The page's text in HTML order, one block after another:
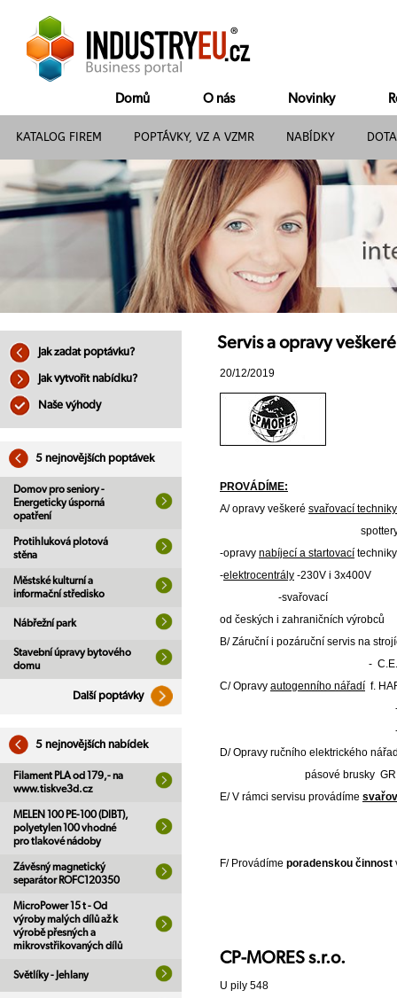
Domů O nás Novinky
KATALOG FIREM POPTÁVKY, VZ A VZMR NABÍDKY
Jak zadat poptávku?
Jak vytvořit nabídku?
Naše výhody
5 nejnovějších poptávek
Domov pro seniory -
Energeticky úsporná
opatření
Protihluková plotová
stěna
Městské kulturní a
informační středisko
Nábřežní park
Stavební úpravy bytového
domu
Další poptávky
5 nejnovějších nabídek
Filament PLA od 179,- na
www.tiskve3d.cz
MELEN 100 PE-100 (DIBT),
polyetylen 100 vhodné
pro tlakové nádoby
Závěsný magnetický
separátor ROFC120350
MicroPower 15 t - Od
výroby malých dílů až k
výrobě přesných a
mikrovstřikovaných dílů
Světlíky - Jehlany
Servis a opravy
20/12/2019
PROVÁDÍME:
A/ opravy veškeré svařovací techniky
spottery a
-opravy nabíjecí a startovací techniky
-elektrocentrály -230V i 3x400V
-svařovací
od českých i zahraničních výrobců
B/ Záruční i pozáruční servis na
- C.E.A.
C/ Opravy autogenního nářadí f.
-řezáky
-redukční
D/ Opravy ručního elektrického
pásové brusky GRIT -
E/ V rámci servisu provádíme
F/ Provádíme poradenskou činnost
CP-MORES s.r.o.
U pily 548